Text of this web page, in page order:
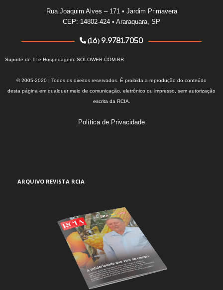
Rua Joaquim Alves – 171 • Jardim Primavera
CEP: 14802-424 • Araraquara, SP
(16) 9.9781.7050
Suporte de TI e Hospedagem: SOLOWEB.COM.BR
© 2005-2020 | Todos os direitos reservados. É proibida a reprodução do conteúdo
desta página em qualquer meio de comunicação, eletrônico ou impresso, sem autorização
escrita da RCIA.
Política de Privacidade
ARQUIVO REVISTA RCIA